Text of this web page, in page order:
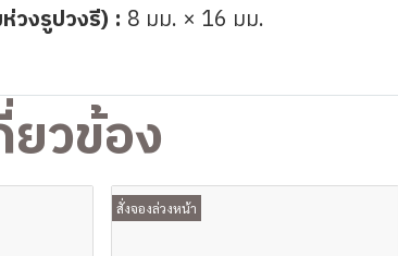
วงรูปวงรี) : 8 มม. × 16 มม.
วข้อง
สั่งจองล่วงหน้า